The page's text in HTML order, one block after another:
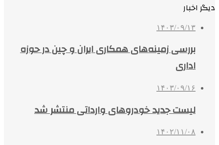
دیگر اخبار
۱۴۰۳/۰۹/۱۳
بررسی زمینه‌های همکاری ایران و چین در حوزه
اداری
۱۴۰۳/۰۹/۱۶
لیست جدید خودروهای وارداتی منتشر شد
۱۴۰۲/۱۱/۰۸